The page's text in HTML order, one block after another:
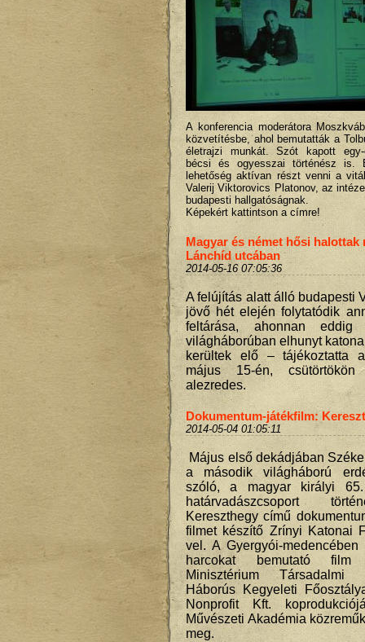
A konferencia moderátora
közvetítésbe, ahol bemutatták a
életrajzi munkát. Szót kapott
bécsi és ogyesszai történész is.
lehetőség aktívan részt venni a
Valerij Viktorovics Platonov, az
budapesti hallgatóságnak.
Képekért kattintson a címre!
Magyar és német hősi halottak
Lánchíd utcában
2014-05-16 07:05:36
A felújítás alatt álló budapesti
jövő hét elején folytatódik
feltárása, ahonnan
világháborúban elhunyt
kerültek elő – tájékoztatta
május 15-én,
alezredes.
Dokumentum-játékfilm:
2014-05-04 01:05:11
Május első dekádjában
a második világháború
szóló, a magyar királyi
határvadászcsoport
Kereszthegy című
filmet készítő Zrínyi Katonai
vel. A Gyergyói-
harcokat bemutató
Minisztérium Társadalmi
Háborús Kegyeleti
Nonprofit Kft.
Művészeti Akadémia
meg.